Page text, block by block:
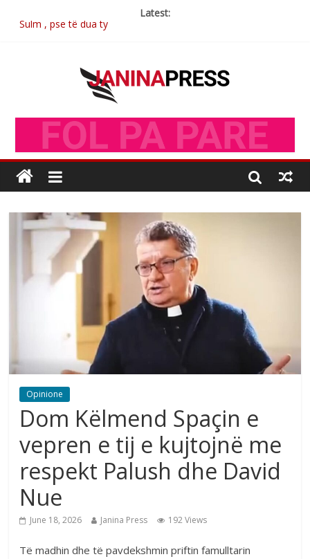
Latest:
Postim me vlera nga artistja e mirëfilltë Mimoza Gjoni
Brahim Çekaj njē veprimtar i respektuar i çeshtjës kombëtare
Opinione
Dom Këlmend Spaçin e
vepren e tij e kujtojnë me
respekt Palush dhe David
Nue
June 18, 2026 Janina Press 192 Views
Të madhin dhe të pavdekshmin priftin famulltarin